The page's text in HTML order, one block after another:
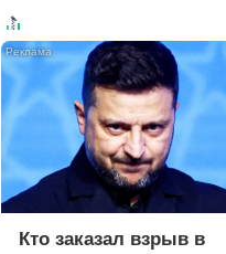
Кто заказал взрыв в